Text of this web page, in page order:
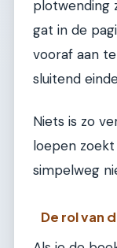
plotwending
gat in de
vooraf aan
sluitend
Niets is zo
loepen
simpelweg
De rol van